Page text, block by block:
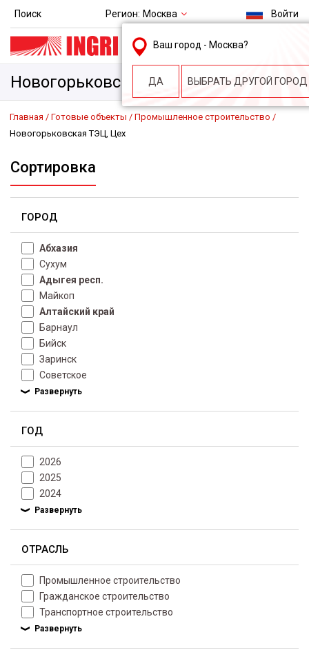
Поиск Регион: Москва
Ваш город - Москва?
ДА ВЫБРАТЬ ДРУГОЙ ГОРОД
Войти
msk@ingri.ru
пн. – пт.: 9.00-18.00
Новогорьковская ТЭЦ, Цех
Главная Готовые объекты
Промышленное строительство
Новогорьковская ТЭЦ, Цех
Сортировка
ГОРОД
Абхазия
Сухум
Адыгея респ.
Майкоп
Алтайский край
Барнаул
Бийск
Заринск
Советское
ГОД
2026
2025
2024
ОТРАСЛЬ
Промышленное строительство
Гражданское строительство
Транспортное строительство